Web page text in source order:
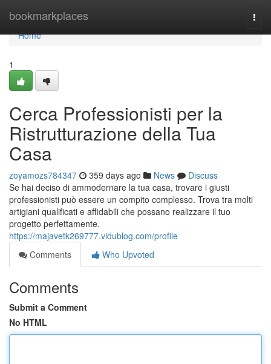
bookmarkplaces
Home
Home
1
Cerca Professionisti per la
Ristrutturazione della Tua
Casa
zoyamozs784347 359 days ago News
Discuss
Se hai deciso di ammodernare la tua casa, trovare i giusti
professionisti può essere un compito complesso. Trova tra molti
artigiani qualificati e affidabili che possano realizzare il tuo
progetto perfettamente.
https://majavetk269777.vidublog.com/profile
Comments
Who Upvoted
Comments
Submit a Comment
No HTML